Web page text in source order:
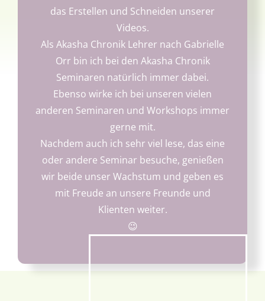
das Erstellen und Schneiden unserer
Videos.
Als Akasha Chronik Lehrer nach Gabrielle
Orr bin ich bei den Akasha Chronik
Seminaren natürlich immer dabei.
Ebenso wirke ich bei unseren vielen
anderen Seminaren und Workshops immer
gerne mit.
Nachdem auch ich sehr viel lese, das eine
oder andere Seminar besuche, genießen
wir beide unser Wachstum und geben es
mit Freude an unsere Freunde und
Klienten weiter.
😉